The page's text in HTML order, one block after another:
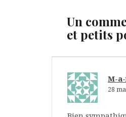
Un
et petits
M-
28